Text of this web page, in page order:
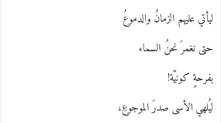
ليأتي عليهم الزمانُ والدموعُ
حتى نغمرَ نحنُ السماء
بفرحةٍ كونيّة!
ليُلهي الأسى صدرَ الموجوعِ،